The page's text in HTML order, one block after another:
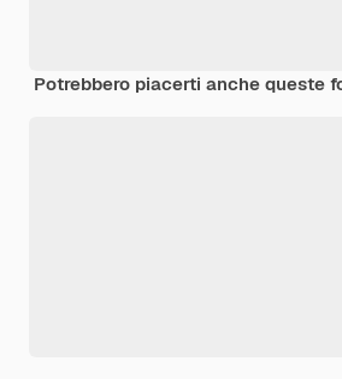
Potrebbero piacerti anche queste